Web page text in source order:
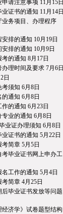
申请注意事项11月15日
业证书的通知 11月14日
务项目、办理程序
安排的通知 10月19日
安排的通知 10月9日
考的通知 8月17日
办理时间及要求7月6日
日
考须知 6月8日
的通知 6月8日
作的通知 6月23日
业的通知 6月8日
业证办理须知 6月8日
业证书的通知 5月22日
考简章5月5日
考毕业证书网上申办工
名工作的通知 5月4日
考简章4月25日
毕业证书发放等问题
济学》试卷题型结构